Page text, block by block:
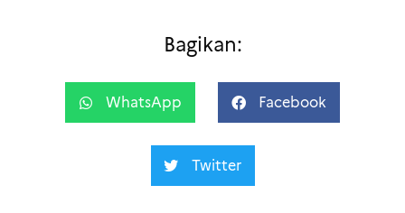
Bagikan:
WhatsApp Facebook
Twitter